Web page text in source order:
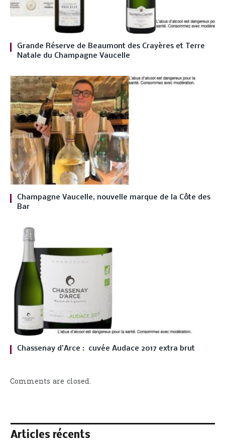
Grande Réserve de Beaumont des Crayères et Terre
Natale du Champagne Vaucelle
Champagne Vaucelle, nouvelle marque de la Côte des
Bar
Chassenay d’Arce : cuvée Audace 2017 extra brut
Comments are closed.
Articles récents